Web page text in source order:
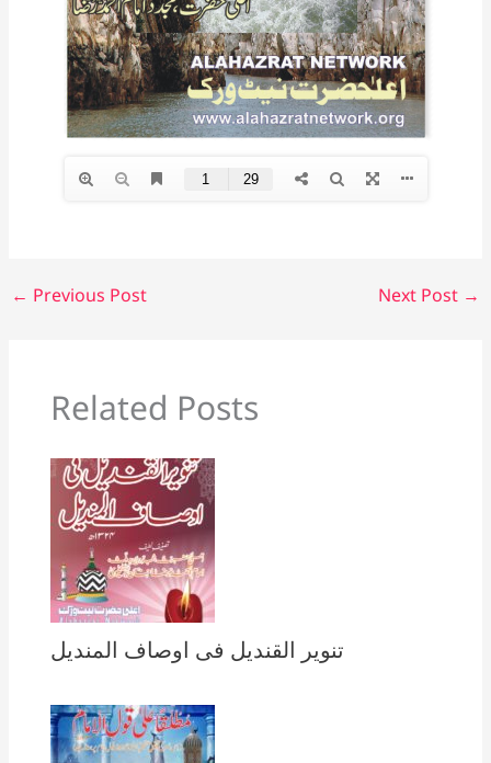
← Previous Post Next Post →
Related Posts
تنویر القندیل فی اوصاف المندیل